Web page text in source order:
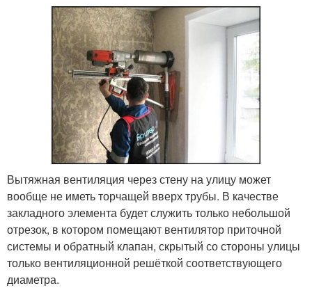
Вытяжная вентиляция через стену на улицу может
вообще не иметь торчащей вверх трубы. В качестве
закладного элемента будет служить только небольшой
отрезок, в котором помещают вентилятор приточной
системы и обратный клапан, скрытый со стороны улицы
только вентиляционной решёткой соответствующего
диаметра.